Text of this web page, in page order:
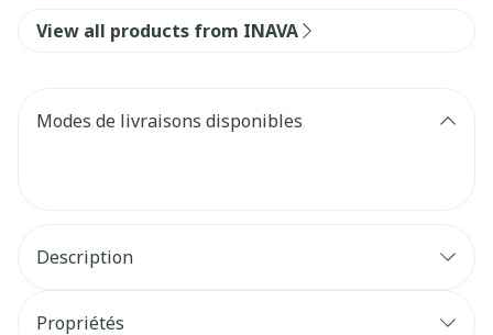
View all products from INAVA
Modes de livraisons disponibles
Description
Propriétés